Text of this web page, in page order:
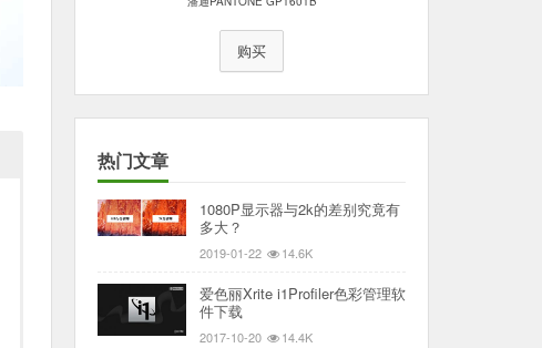
购买
热门文章
1080P显示器与2k的差别究竟有
多大？
2019-01-22 14.6K
爱色丽Xrite i1Profiler色彩管理软
件下载
2017-10-20 14.4K